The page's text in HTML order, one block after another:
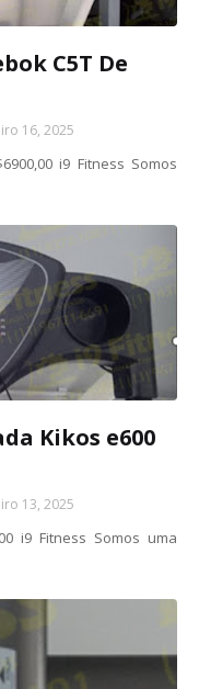
C5T De
16, 2025
i9 Fitness Somos
Kikos e600
13, 2025
i9 Fitness Somos uma